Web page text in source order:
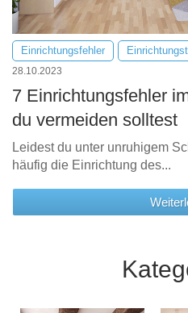
Einrichtungsfehler
28.10.2023
7 Einrichtungsfehler
du vermeiden solltest
Leidest du unter unruhigem
häufig die Einrichtung des...